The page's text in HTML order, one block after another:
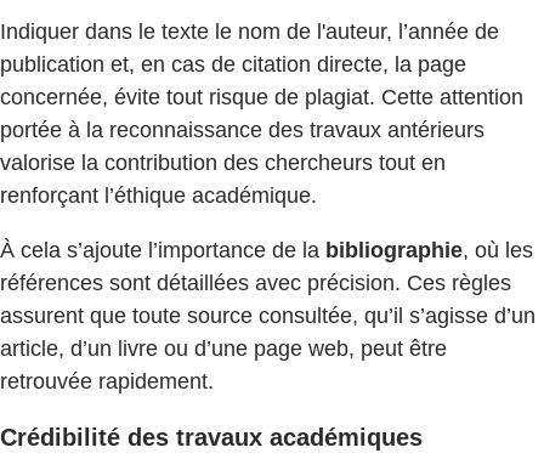
Indiquer dans le texte le nom de l'auteur, l’année de
publication et, en cas de citation directe, la page
concernée, évite tout risque de plagiat. Cette attention
portée à la reconnaissance des travaux antérieurs
valorise la contribution des chercheurs tout en
renforçant l’éthique académique.
À cela s’ajoute l’importance de la bibliographie, où les
références sont détaillées avec précision. Ces règles
assurent que toute source consultée, qu’il s’agisse d’un
article, d’un livre ou d’une page web, peut être
retrouvée rapidement.
Crédibilité des travaux académiques